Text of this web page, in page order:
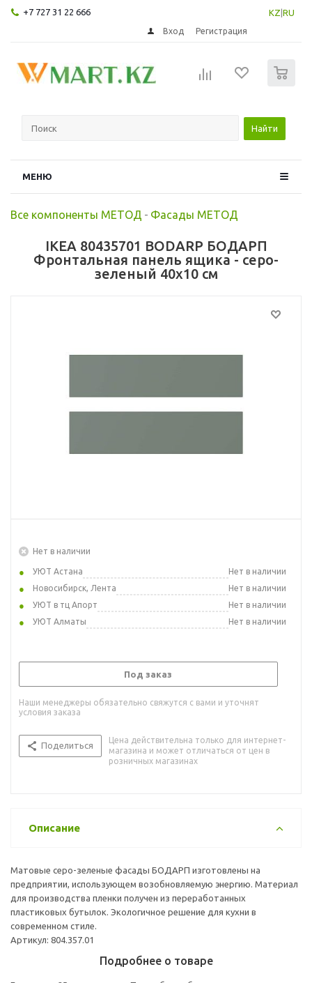
+7 727 31 22 666 KZ RU
Вход Регистрация
Найти
МЕНЮ
Все компоненты МЕТОД - Фасады МЕТОД
IKEA 80435701 BODARP БОДАРП
Фронтальная панель ящика - серо-
зеленый 40x10 см
Нет в наличии
УЮТ Астана
Нет в наличии
Новосибирск, Лента
Нет в наличии
УЮТ в тц Апорт
Нет в наличии
УЮТ Алматы
Нет в наличии
Под заказ
Наши менеджеры обязательно свяжутся с вами и уточнят
условия заказа
Поделиться
Цена действительна только для интернет-
магазина и может отличаться от цен в
розничных магазинах
Описание
Матовые серо-зеленые фасады БОДАРП изготовлены на
предприятии, использующем возобновляемую энергию. Материал
для производства пленки получен из переработанных
пластиковых бутылок. Экологичное решение для кухни в
современном стиле.
Артикул: 804.357.01
Подробнее о товаре